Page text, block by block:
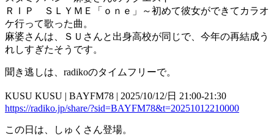
ＲＩＰ ＳＬＹＭＥ「ｏｎｅ」～初めて彼女ができてカラオ
ケ行って歌った曲。
麻婆さんは、ＳＵさんと出身高校が同じで、今年の再結成う
れしすぎたそうです。
聞き逃しは、radikoのタイムフリーで。
KUSU KUSU | BAYFM78 | 2025/10/12/日 21:00-21:30
https://radiko.jp/share/?sid=BAYFM78&t=20251012210000
この日は、しゅくさん登場。